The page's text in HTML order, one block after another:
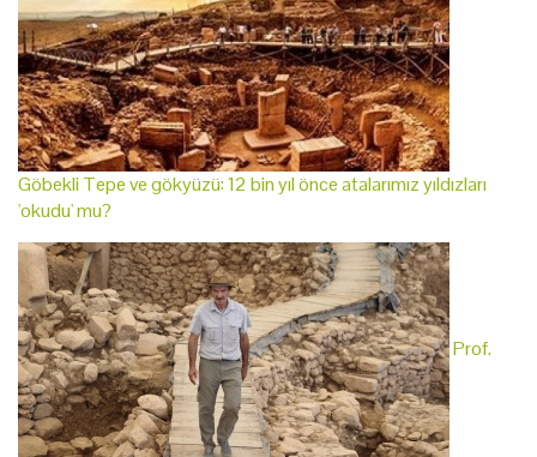
Göbekli Tepe ve gökyüzü: 12 bin yıl önce atalarımız yıldızları
'okudu' mu?
Prof.